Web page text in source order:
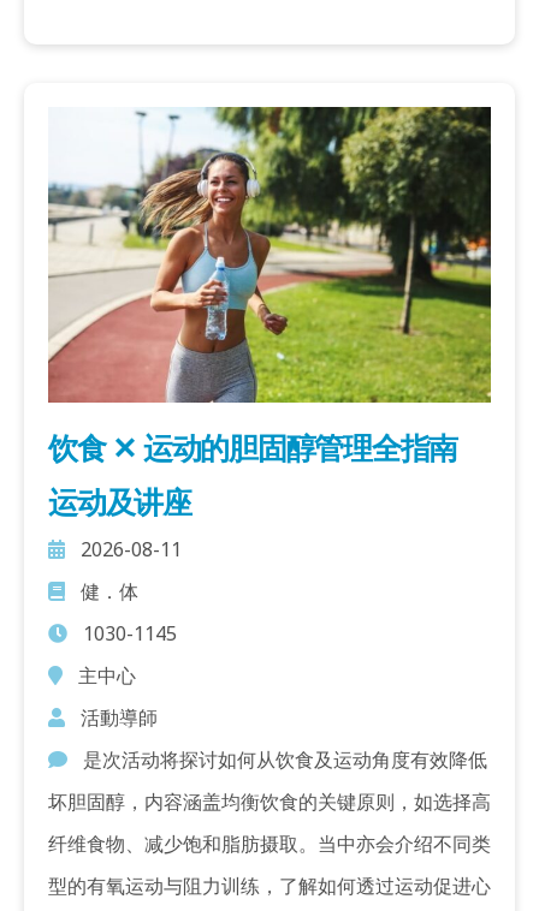
饮食 ✕ 运动的胆固醇管理全指南
运动及讲座
2026-08-11
健．体
1030-1145
主中心
活動導師
是次活动将探讨如何从饮食及运动角度有效降低
坏胆固醇，内容涵盖均衡饮食的关键原则，如选择高
纤维食物、减少饱和脂肪摄取。当中亦会介绍不同类
型的有氧运动与阻力训练，了解如何透过运动促进心